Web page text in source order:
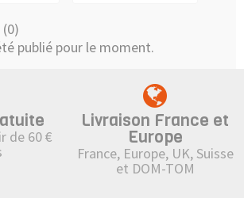
publié pour le moment.
de 60 €
Livraison France et
Europe
France, Europe, UK, Suisse
et DOM-TOM